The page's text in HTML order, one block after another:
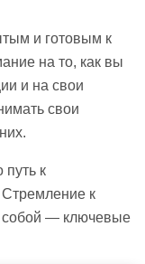
и готовым к
на то, как вы
и на свои
свои
к
к
собой — ключевые